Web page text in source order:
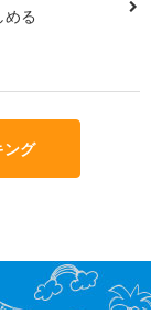
る
ング